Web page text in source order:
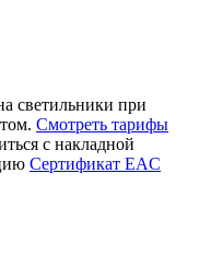
светильники при
Смотреть тарифы
с накладной
Cертификат EAC